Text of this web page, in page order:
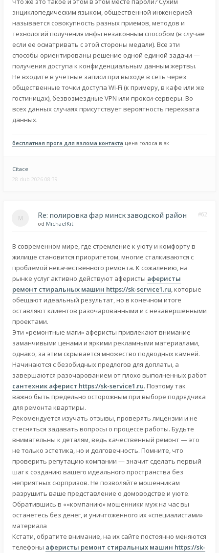
энциклопедическим языком, общественной инженерией
называется совокупность разных приемов, методов и
технологий получения инфы незаконным способом (в случае
если ее осматривать с этой стороны медали). Все эти
способы ориентированы решение одной единой задачи —
получения доступа к конфиденциальным данным жертвы.
Не входите в учетные записи при выходе в сеть через
общественные точки доступа Wi-Fi (к примеру, в кафе или же
гостиницах), безвозмездные VPN или прокси-серверы. Во
всех данных случаях присутствует вероятность перехвата
данных.
бесплатная прога для взлома контакта цена голоса в вк
Citace
28 dub 2026 08:39
Re: полировка фар минск заводской район #62
od MichaelKit
В современном мире, где стремление к уюту и комфорту в
жилище становится приоритетом, многие сталкиваются с
проблемой некачественного ремонта. К сожалению, на
рынке услуг активно действуют аферисты аферисты
ремонт стиральных машин https://sk-service1.ru, которые
обещают идеальный результат, но в конечном итоге
оставляют клиентов разочарованными и с незавершёнными
проектами.
Эти «ремонтные маги» аферисты привлекают внимание
заманчивыми ценами и яркими рекламными материалами,
однако, за этим скрывается множество подводных камней.
Начинаются с безобидных предлогов для доплаты, а
завершаются разочарованием от плохо выполненных работ
сантехник аферист https://sk-service1.ru. Поэтому так
важно быть предельно осторожным при выборе подрядчика
для ремонта квартиры.
Рекомендуется изучать отзывы, проверять лицензии и не
стесняться задавать вопросы о процессе работы. Будьте
внимательны к деталям, ведь качественный ремонт — это
не только эстетика, но и долговечность. Помните, что
проверить репутацию компании — значит сделать первый
шаг к созданию вашего идеального пространства без
неприятных сюрпризов. Не позволяйте мошенникам
разрушить ваше представление о домоводстве и уюте.
Обратившись в ««компанию» мошенники муж на час вы
останетесь без денег, и уничтоженного их «специалистами»
материала
Кстати, обратите внимание, на их сайте постоянно меняются
телефоны аферисты ремонт стиральных машин https://sk-